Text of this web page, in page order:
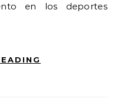
en los deportes